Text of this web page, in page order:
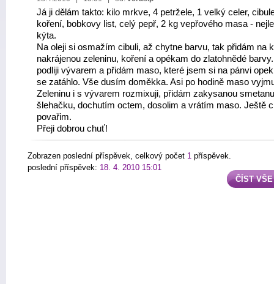
Já ji dělám takto: kilo mrkve, 4 petržele, 1 velký celer,
koření, bobkovy list, celý pepř, 2 kg vepřového masa -
kýta.
Na oleji si osmažím cibuli, až chytne barvu, tak přidám na
nakrájenou zeleninu, koření a opékam do zlatohnědé
podliji vývarem a přidám maso, které jsem si na pánvi
se zatáhlo. Vše dusím doměkka. Asi po hodině maso
Zeleninu i s vývarem rozmixuji, přidám zakysanou smetanu
šlehačku, dochutím octem, dosolim a vrátím maso. Ještě
povařim.
Přeji dobrou chuť!
Zobrazen poslední příspěvek, celkový počet 1 příspěvek.
poslední příspěvek: 18. 4. 2010 15:01
ČÍST